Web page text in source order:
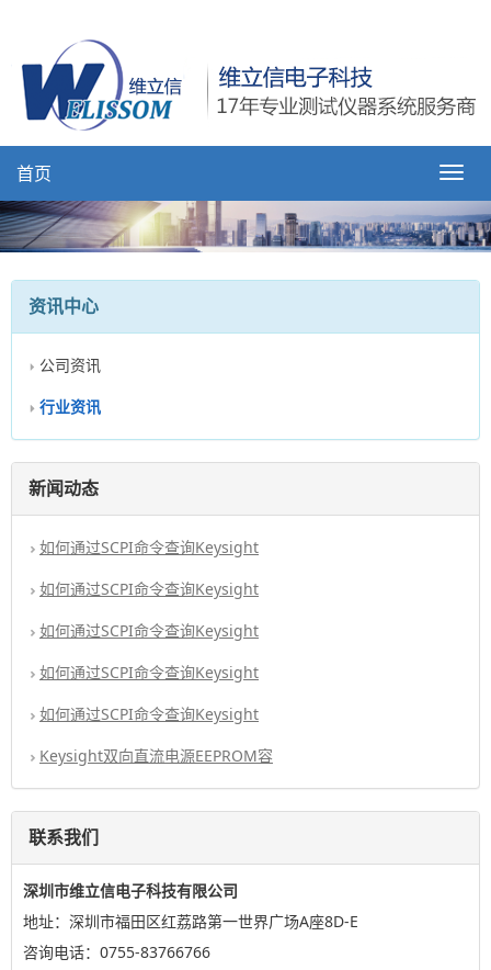
首页
资讯中心
公司资讯
行业资讯
新闻动态
如何通过SCPI命令查询Keysight
如何通过SCPI命令查询Keysight
如何通过SCPI命令查询Keysight
如何通过SCPI命令查询Keysight
如何通过SCPI命令查询Keysight
Keysight双向直流电源EEPROM容
联系我们
深圳市维立信电子科技有限公司
地址：深圳市福田区红荔路第一世界广场A座8D-E
咨询电话：0755-83766766